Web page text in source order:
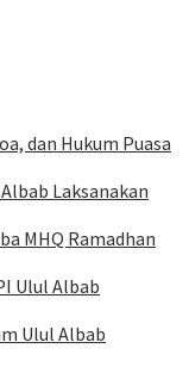
dan Hukum Puasa
Laksanakan
MHQ Ramadhan
Ulul Albab
Ulul Albab